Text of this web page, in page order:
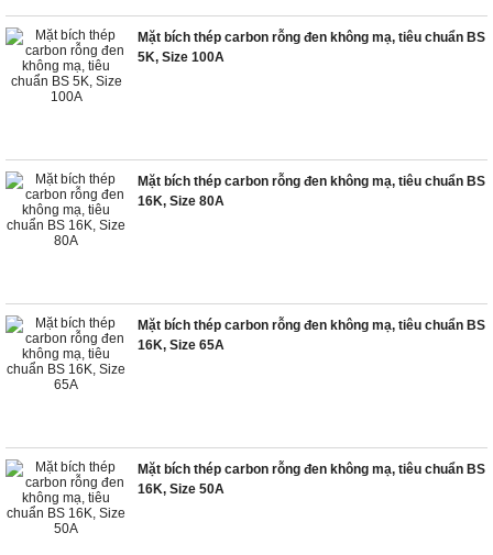
Mặt bích thép carbon rỗng đen không mạ, tiêu chuẩn BS
5K, Size 100A
Mặt bích thép carbon rỗng đen không mạ, tiêu chuẩn BS
16K, Size 80A
Mặt bích thép carbon rỗng đen không mạ, tiêu chuẩn BS
16K, Size 65A
Mặt bích thép carbon rỗng đen không mạ, tiêu chuẩn BS
16K, Size 50A